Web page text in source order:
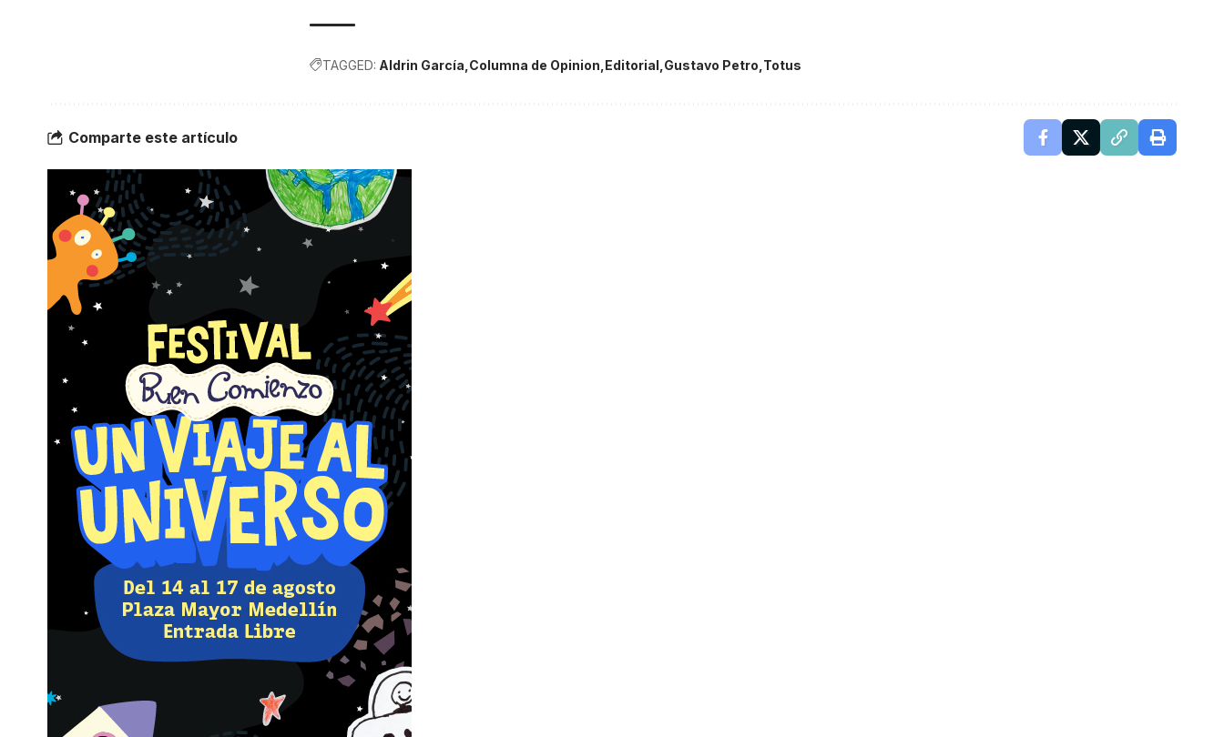
TAGGED: Aldrin García Columna de Opinion Editorial Gustavo Petro Totus
Comparte este artículo